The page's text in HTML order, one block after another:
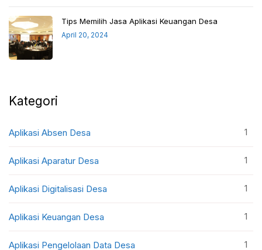
Tips Memilih Jasa Aplikasi Keuangan Desa
April 20, 2024
Kategori
Aplikasi Absen Desa 1
Aplikasi Aparatur Desa 1
Aplikasi Digitalisasi Desa 1
Aplikasi Keuangan Desa 1
Aplikasi Pengelolaan Data Desa 1